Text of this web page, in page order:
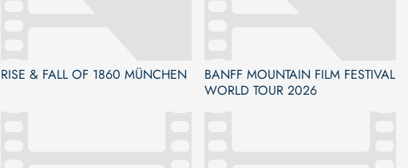
RISE & FALL OF 1860 MÜNCHEN
BANFF MOUNTAIN FILM FESTIVAL
WORLD TOUR 2026